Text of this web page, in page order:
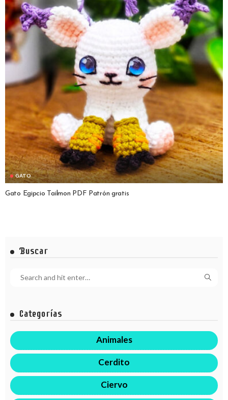
GATO
Gato Egipcio Tailmon PDF Patrón gratis
Buscar
Categorías
Animales
Cerdito
Ciervo